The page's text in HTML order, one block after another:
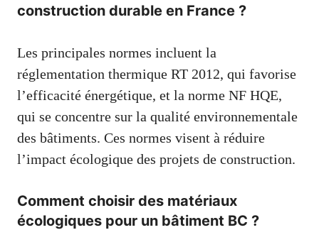
construction durable en France ?
Les principales normes incluent la
réglementation thermique RT 2012, qui favorise
l’efficacité énergétique, et la norme NF HQE,
qui se concentre sur la qualité environnementale
des bâtiments. Ces normes visent à réduire
l’impact écologique des projets de construction.
Comment choisir des matériaux
écologiques pour un bâtiment BC ?